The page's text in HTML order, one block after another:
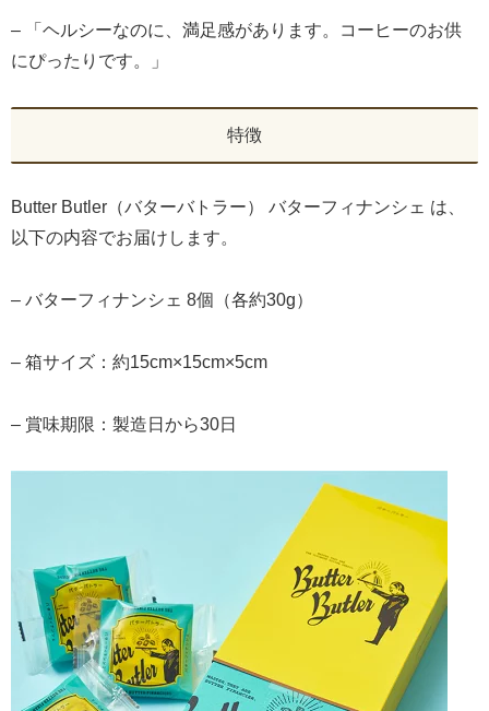
– 「ヘルシーなのに、満足感があります。コーヒーのお供
にぴったりです。」
特徴
Butter Butler（バターバトラー） バターフィナンシェ は、
以下の内容でお届けします。
– バターフィナンシェ 8個（各約30g）
– 箱サイズ：約15cm×15cm×5cm
– 賞味期限：製造日から30日